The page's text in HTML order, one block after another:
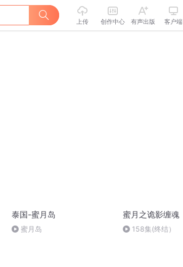
上传 创作中心 有声出版 客户端
泰国-蜜月岛
蜜月岛
蜜月之诡影缠魂
158集(终结）